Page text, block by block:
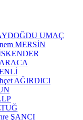
UMAÇ
MERSİN
AĞIRDICI
ŞANCI